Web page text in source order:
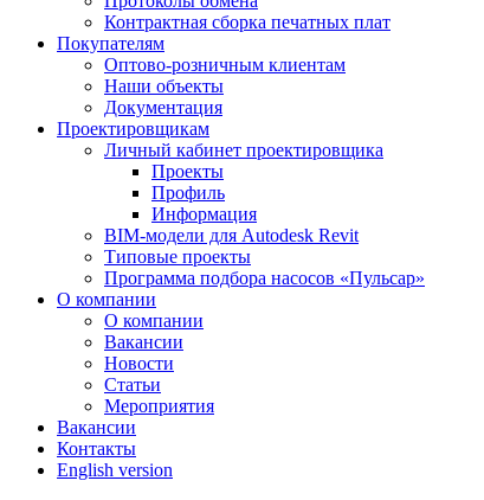
Контрактная сборка печатных плат
Покупателям
Оптово-розничным клиентам
Наши объекты
Документация
Проектировщикам
Личный кабинет проектировщика
Проекты
Профиль
Информация
BIM-модели для Autodesk Revit
Типовые проекты
Программа подбора насосов «Пульсар»
О компании
О компании
Вакансии
Новости
Статьи
Мероприятия
Вакансии
Контакты
English version